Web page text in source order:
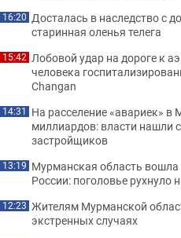
16:20 Досталась в наследство с
старинная оленья телега
15:42 Лобовой удар на дороге к
человека
Changan
14:31 На расселение «авариек»
миллиардов: власти нашли
застройщиков
13:19 Мурманская область вошла
России: поголовье рухнуло
12:23 Жителям Мурманской
экстренных случаях